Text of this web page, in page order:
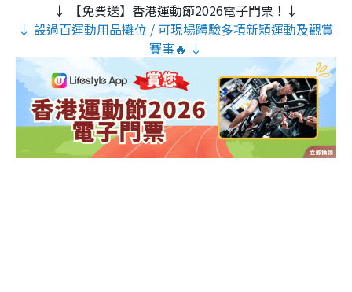
↓ 【免費送】香港運動節2026電子門票！↓
↓ 設過百運動用品攤位 / 可現場體驗多項新穎運動及觀賞
賽事🔥 ↓